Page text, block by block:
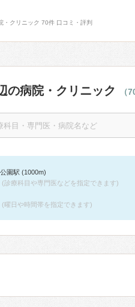
・クリニック 70件 口コミ・評判
の病院・クリニック （
園駅 (1000m)
(診療科目や専門医などを指定できます)
(曜日や時間帯を指定できます)